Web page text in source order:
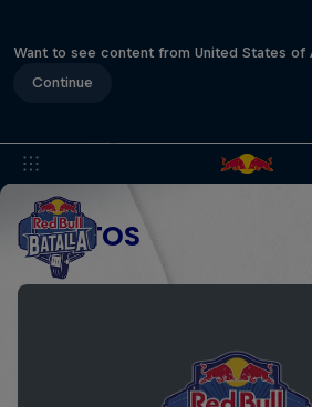
Want to see content from United States of
Continue
EVENTOS